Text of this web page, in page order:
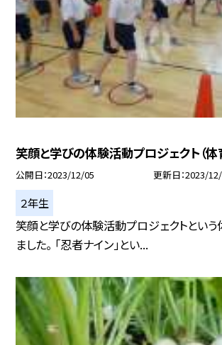
笑顔と学びの体験活動プロジェクト（体
公開日 2023/12/05 更新日 2023/
２年生
笑顔と学びの体験活動プロジェクトとい
ました。 「忍者ナイン」とい...